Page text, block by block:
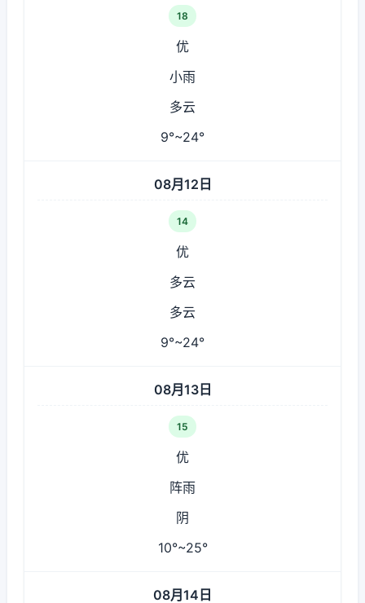
18
优
小雨
多云
9°~24°
08月12日
14
优
多云
多云
9°~24°
08月13日
15
优
阵雨
阴
10°~25°
08月14日